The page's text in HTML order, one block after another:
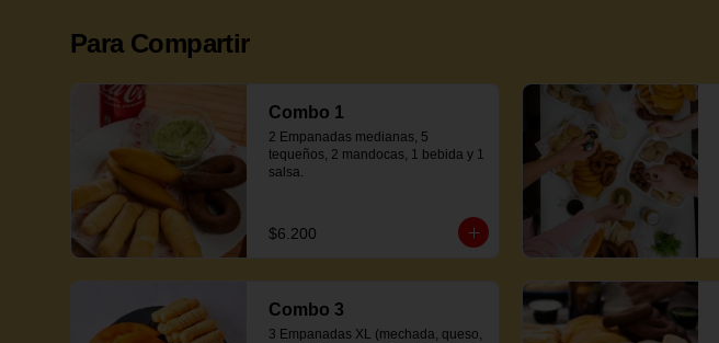
Para Compartir
Combo 1
2 Empanadas medianas, 5
tequeños, 2 mandocas, 1 bebida y 1
salsa.
$6.200
Combo 3
3 Empanadas XL (mechada, queso,